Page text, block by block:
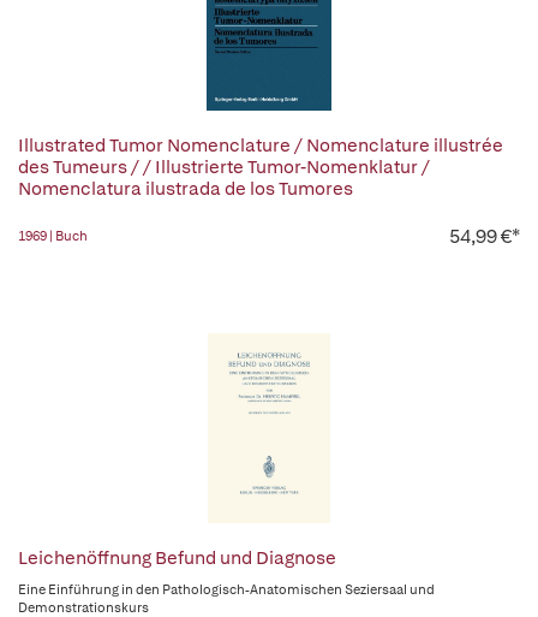
Illustrated Tumor Nomenclature / Nomenclature illustrée
des Tumeurs / / Illustrierte Tumor-Nomenklatur /
Nomenclatura ilustrada de los Tumores
1969 | Buch 54,99 €*
Leichenöffnung Befund und Diagnose
Eine Einführung in den Pathologisch-Anatomischen Seziersaal und
Demonstrationskurs